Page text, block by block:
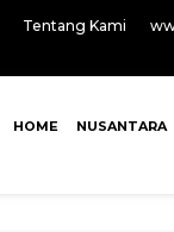
Tentang Kami
HOME NUSANTARA